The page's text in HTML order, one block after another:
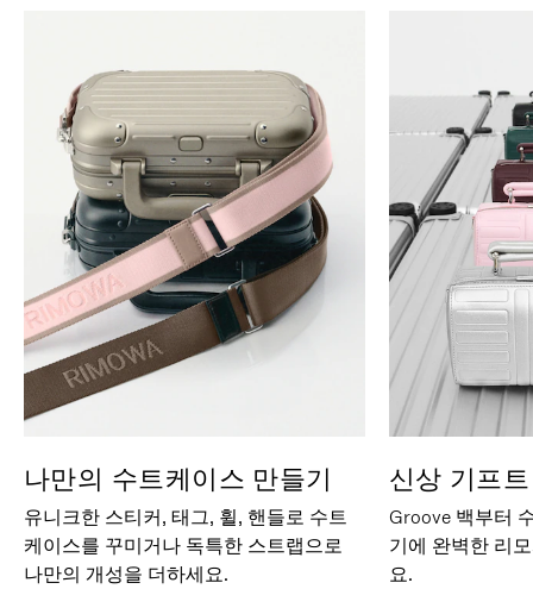
나만의 수트케이스 만들기
유니크한 스티커, 태그, 휠, 핸들로 수트
케이스를 꾸미거나 독특한 스트랩으로
나만의 개성을 더하세요.
신상 기프
Groove 백부터
기에 완벽한 리
요.